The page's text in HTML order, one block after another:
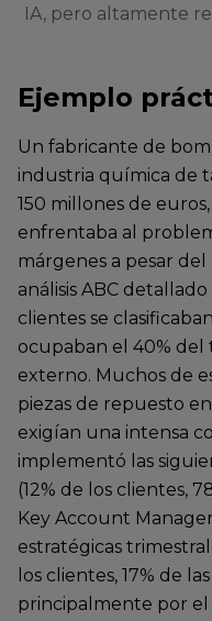
IA, pero altamente
Ejemplo
Un fabricante de
industria química de
150 millones de
enfrentaba al
márgenes a pesar
análisis ABC
clientes se
ocupaban el 40%
externo. Muchos de
piezas de repuesto
exigían una intensa
implementó las
(12% de los clientes,
Key Account
estratégicas
los clientes, 17% de
principalmente por